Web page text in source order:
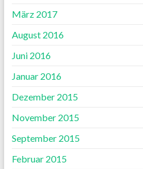
März 2017
August 2016
Juni 2016
Januar 2016
Dezember 2015
November 2015
September 2015
Februar 2015